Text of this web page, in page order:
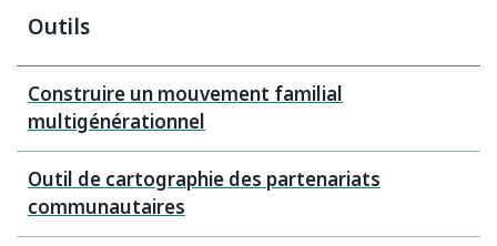
Outils
Construire un mouvement familial
multigénérationnel
Outil de cartographie des partenariats
communautaires